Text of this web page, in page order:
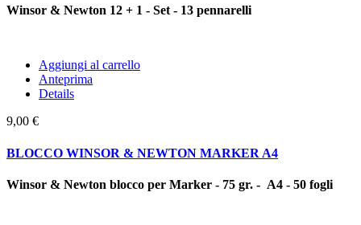
Winsor & Newton 12 + 1 - Set - 13 pennarelli
Aggiungi al carrello
Anteprima
Details
9,00 €
BLOCCO WINSOR & NEWTON MARKER A4
Winsor & Newton blocco per Marker - 75 gr. - A4 - 50 fogli